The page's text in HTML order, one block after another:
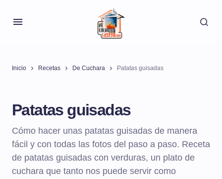
Inicio Recetas De Cuchara Patatas guisadas
Patatas guisadas
Cómo hacer unas patatas guisadas de manera
fácil y con todas las fotos del paso a paso. Receta
de patatas guisadas con verduras, un plato de
cuchara que tanto nos puede servir como